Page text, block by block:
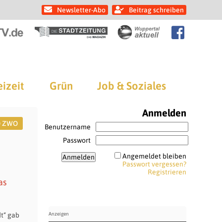
Newsletter-Abo Beitrag schreiben
Grün Job & Soziales
ZWO
gab
Anmelden
Benutzername
Passwort
Angemeldet bleiben
Passwort vergessen?
Registrieren